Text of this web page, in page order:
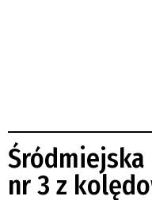
Śródmiejska
nr 3 z